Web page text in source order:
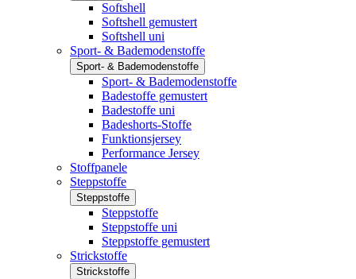
Softshell
Softshell gemustert
Softshell uni
Sport- & Bademodenstoffe
Sport- & Bademodenstoffe
Sport- & Bademodenstoffe
Badestoffe gemustert
Badestoffe uni
Badeshorts-Stoffe
Funktionsjersey
Performance Jersey
Stoffpanele
Steppstoffe
Steppstoffe
Steppstoffe
Steppstoffe uni
Steppstoffe gemustert
Strickstoffe
Strickstoffe